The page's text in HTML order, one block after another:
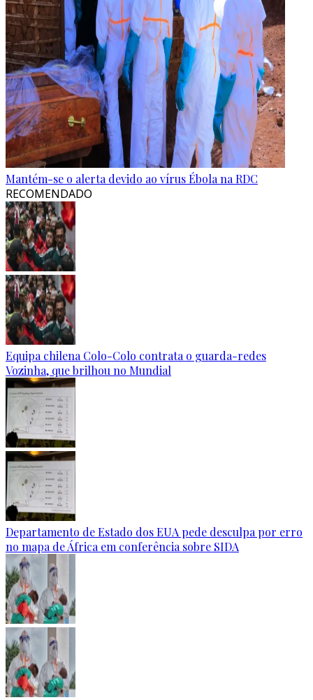
Mantém-se o alerta devido ao vírus Ébola na RDC
RECOMENDADO
Equipa chilena Colo-Colo contrata o guarda-redes
Vozinha, que brilhou no Mundial
Departamento de Estado dos EUA pede desculpa por erro
no mapa de África em conferência sobre SIDA